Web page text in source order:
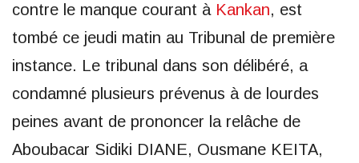
contre le manque courant à Kankan, est
tombé ce jeudi matin au Tribunal de première
instance. Le tribunal dans son délibéré, a
condamné plusieurs prévenus à de lourdes
peines avant de prononcer la relâche de
Aboubacar Sidiki DIANE, Ousmane KEITA,